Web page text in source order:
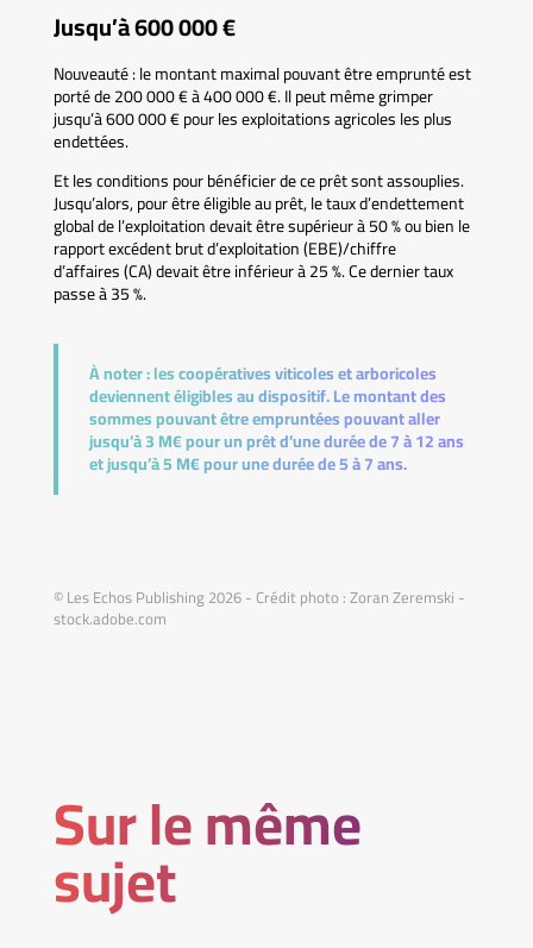
Jusqu’à 600 000 €
Nouveauté : le montant maximal pouvant être emprunté est
porté de 200 000 € à 400 000 €. Il peut même grimper
jusqu’à 600 000 € pour les exploitations agricoles les plus
endettées.
Et les conditions pour bénéficier de ce prêt sont assouplies.
Jusqu’alors, pour être éligible au prêt, le taux d’endettement
global de l’exploitation devait être supérieur à 50 % ou bien le
rapport excédent brut d’exploitation (EBE)/chiffre
d’affaires (CA) devait être inférieur à 25 %. Ce dernier taux
passe à 35 %.
À noter :les coopératives viticoles et arboricoles
deviennent éligibles au dispositif. Le montant des
sommes pouvant être empruntées pouvant aller
jusqu’à 3 M€ pour un prêt d’une durée de 7 à 12 ans
et jusqu’à 5 M€ pour une durée de 5 à 7 ans.
© Les Echos Publishing 2026 - Crédit photo : Zoran Zeremski -
stock.adobe.com
Sur le même
sujet